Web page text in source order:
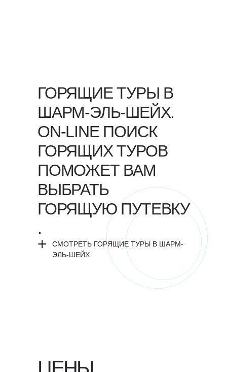
ГОРЯЩИЕ ТУРЫ В
ШАРМ-ЭЛЬ-ШЕЙХ.
ON-LINE ПОИСК
ГОРЯЩИХ ТУРОВ
ПОМОЖЕТ ВАМ
ВЫБРАТЬ
ГОРЯЩУЮ ПУТЕВКУ
.
СМОТРЕТЬ ГОРЯЩИЕ ТУРЫ В ШАРМ-
ЭЛЬ-ШЕЙХ
+